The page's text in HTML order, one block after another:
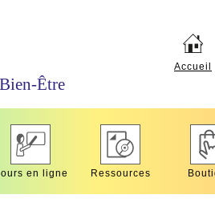
Être
Accueil
en ligne Ressources